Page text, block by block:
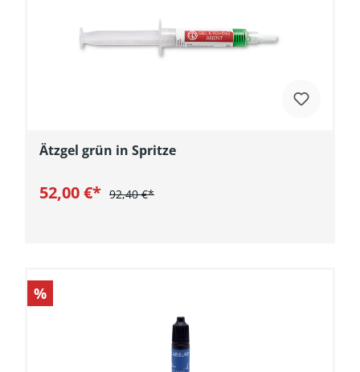
Ätzgel grün in Spritze
52,00 €* 92,40 €*
%